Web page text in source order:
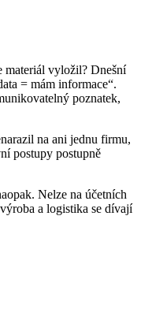
materiál vyložil? Dnešní
= mám informace“.
poznatek,
na ani jednu firmu,
postupy postupně
Nelze na účetních
a logistika se dívají